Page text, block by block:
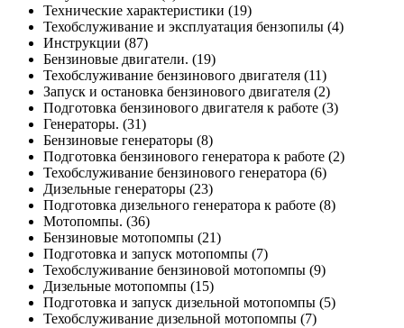
Технические характеристики (19)
Техобслуживание и эксплуатация бензопилы (4)
Инструкции (87)
Бензиновые двигатели. (19)
Техобслуживание бензинового двигателя (11)
Запуск и остановка бензинового двигателя (2)
Подготовка бензинового двигателя к работе (3)
Генераторы. (31)
Бензиновые генераторы (8)
Подготовка бензинового генератора к работе (2)
Техобслуживание бензинового генератора (6)
Дизельные генераторы (23)
Подготовка дизельного генератора к работе (8)
Мотопомпы. (36)
Бензиновые мотопомпы (21)
Подготовка и запуск мотопомпы (7)
Техобслуживание бензиновой мотопомпы (9)
Дизельные мотопомпы (15)
Подготовка и запуск дизельной мотопомпы (5)
Техобслуживание дизельной мотопомпы (7)